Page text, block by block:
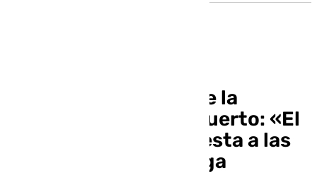
El subdelegado, sobre la
ampliación del Aeropuerto: «El
Gobierno dará respuesta a las
necesidades de Málaga